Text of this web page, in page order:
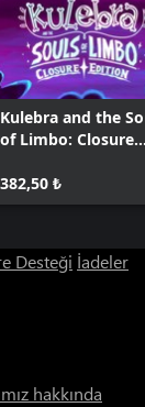
Kulebra and the
of Limbo: Closure
382,50 ₺
Desteği İadeler
hakkında